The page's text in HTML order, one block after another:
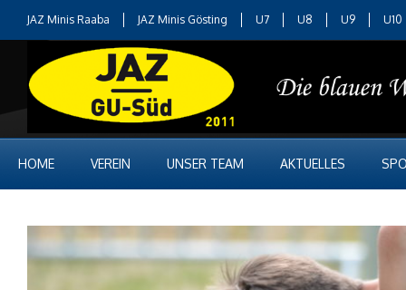
JAZ Minis Raaba JAZ Minis Gösting U7 U8 U9 U10
HOME VEREIN UNSER TEAM AKTUELLES